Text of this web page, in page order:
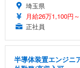
埼玉県
月給26万1,100円
正社員
半導体装置エンジニ